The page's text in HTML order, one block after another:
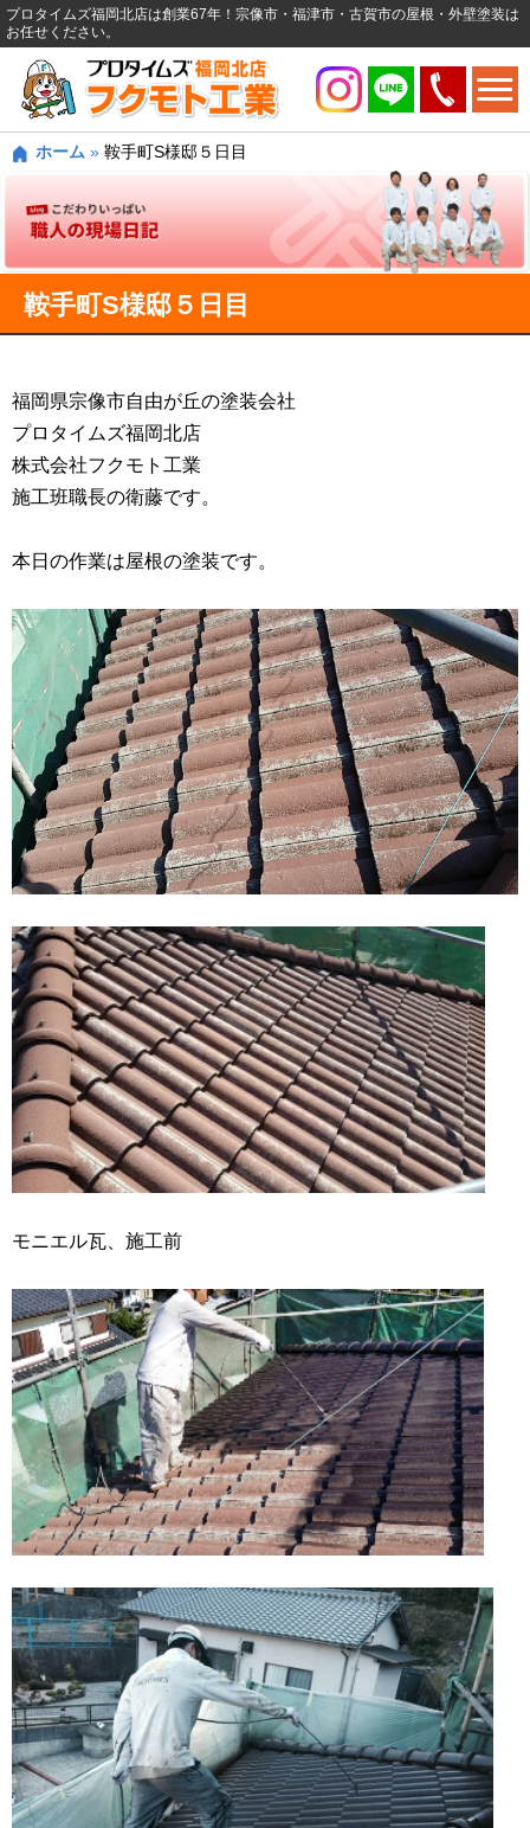
プロタイムズ福岡北店は創業67年！宗像市・福津市・古賀市の屋根・外壁塗装は
お任せください。
ホーム » 鞍手町S様邸５日目
鞍手町S様邸５日目
福岡県宗像市自由が丘の塗装会社
プロタイムズ福岡北店
株式会社フクモト工業
施工班職長の衛藤です。
本日の作業は屋根の塗装です。
モニエル瓦、施工前